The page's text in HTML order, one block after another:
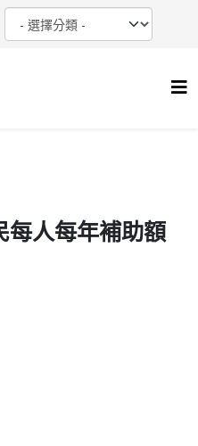
每人每年補助額